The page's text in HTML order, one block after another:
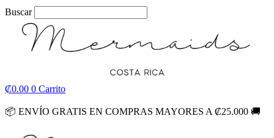
Buscar
₡0.00 0 Carrito
📦 ENVÍO GRATIS EN COMPRAS MAYORES A ₡25.000 🚚